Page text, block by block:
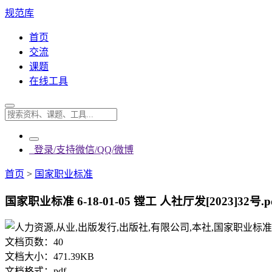
规范库
首页
交流
课题
在线工具
登录/支持微信/QQ/微博
首页 > 国家职业标准
国家职业标准 6-18-01-05 镗工 人社厅发[2023]32号
文档页数： 40
文档大小： 471.39KB